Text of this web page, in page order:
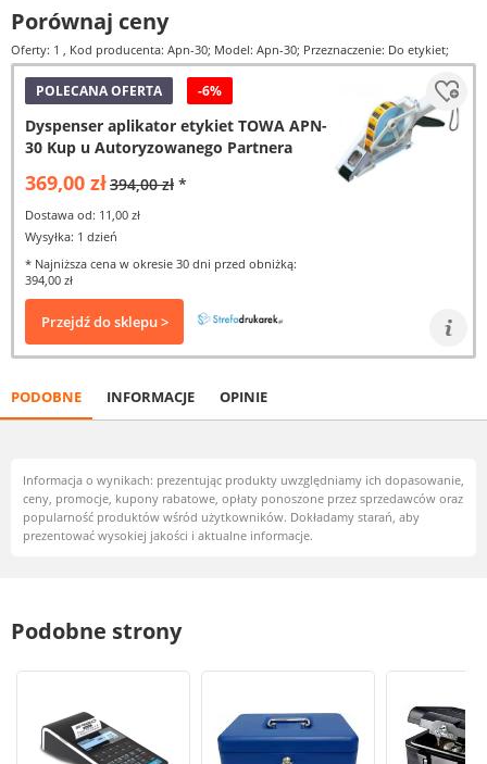
Porównaj ceny
Oferty: 1 , Kod producenta: Apn-30; Model: Apn-30; Przeznaczenie: Do etykiet;
POLECANA OFERTA -6%
Dyspenser aplikator etykiet TOWA APN-
30 Kup u Autoryzowanego Partnera
369,00 zł394,00 zł *
Dostawa od: 11,00 zł
Wysyłka: 1 dzień
* Najniższa cena w okresie 30 dni przed obniżką:
394,00 zł
Przejdź do sklepu >
PODOBNE INFORMACJE OPINIE
Informacja o wynikach: prezentując produkty uwzględniamy ich dopasowanie,
ceny, promocje, kupony rabatowe, opłaty ponoszone przez sprzedawców oraz
popularność produktów wśród użytkowników. Dokładamy starań, aby
prezentować wysokiej jakości i aktualne informacje.
Podobne strony